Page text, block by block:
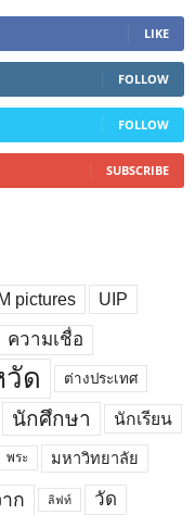
LIKE
FOLLOW
FOLLOW
SUBSCRIBE
M pictures UIP
ความเชื่อ
วัด ต่างประเทศ
นักศึกษา นักเรียน
พระ มหาวิทยาลัย
ก ลิฟท์ วัด